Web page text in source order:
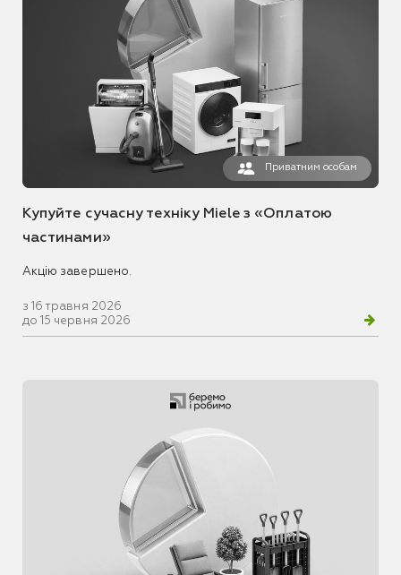
Приватним особам
Купуйте сучасну техніку Miele з «Оплатою
частинами»
Акцію завершено.
з 16 травня 2026
до 15 червня 2026